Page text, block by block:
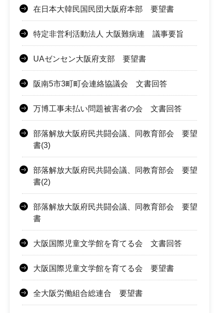
在日本大韓民国民団大阪府本部 要望書
特定非営利活動法人 大阪難病連 議事要旨
UAゼンセン大阪府支部 要望書
阪南5市3町町会連絡協議会 文書回答
万博工事未払い問題被害者の会 文書回答
部落解放大阪府民共闘会議、同教育部会 要望
書(3)
部落解放大阪府民共闘会議、同教育部会 要望
書(2)
部落解放大阪府民共闘会議、同教育部会 要望
書
大阪国際児童文学館を育てる会 文書回答
大阪国際児童文学館を育てる会 要望書
全大阪労働組合総連合 要望書